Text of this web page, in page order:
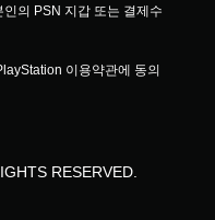
의 PSN 지갑 또는 결제수
이용약관에 동의
RESERVED.